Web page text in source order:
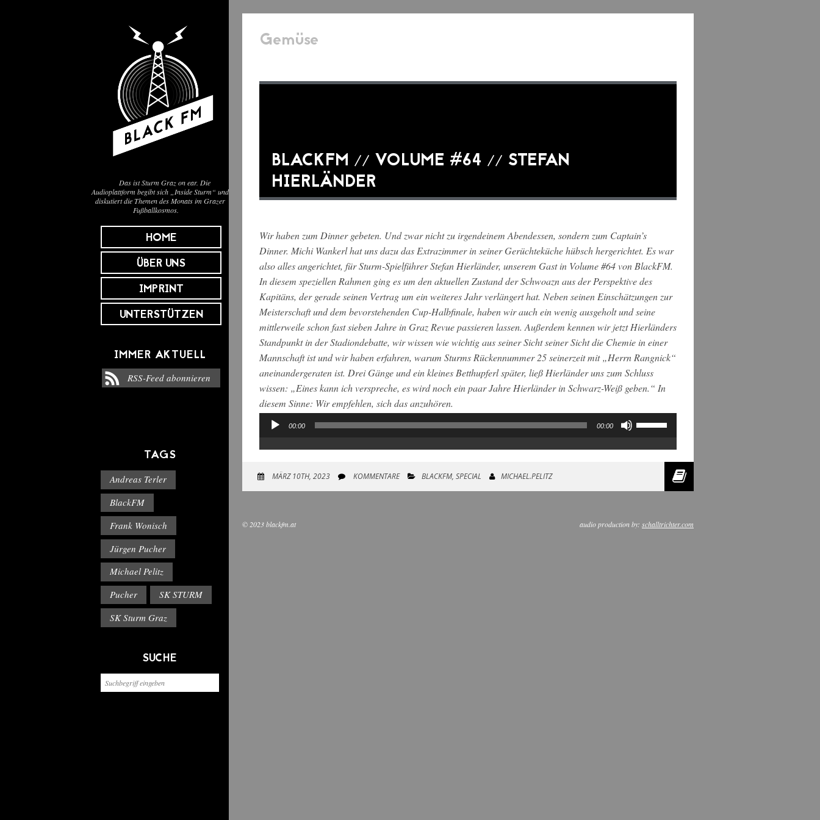
Das ist Sturm Graz on ear. Die
Audioplattform begibt sich „Inside Sturm“ und
diskutiert die Themen des Monats im Grazer
Fußballkosmos.
HOME
ÜBER UNS
IMPRINT
UNTERSTÜTZEN
IMMER AKTUELL
RSS-Feed abonnieren
TAGS
Andreas Terler
BlackFM
Frank Wonisch
Jürgen Pucher
Michael Pelitz
Pucher
SK STURM
SK Sturm Graz
SUCHE
Gemüse
BLACKFM // VOLUME #64 // STEFAN
HIERLÄNDER
Wir haben zum Dinner gebeten. Und zwar nicht zu irgendeinem Abendessen, sondern zum Captain’s
Dinner. Michi Wankerl hat uns dazu das Extrazimmer in seinerGerüchteküchehübsch hergerichtet. Es war
also alles angerichtet, für Sturm-Spielführer Stefan Hierländer, unserem Gast in Volume #64 von BlackFM.
In diesem speziellen Rahmen ging es um den aktuellen Zustand der Schwoazn aus der Perspektive des
Kapitäns, der gerade seinen Vertrag um ein weiteres Jahr verlängert hat. Neben seinen Einschätzungen zur
Meisterschaft und dem bevorstehenden Cup-Halbfinale, haben wir auch ein wenig ausgeholt und seine
mittlerweile schon fast sieben Jahre in Graz Revue passieren lassen. Außerdem kennen wir jetzt Hierländers
Standpunkt in der Stadiondebatte, wir wissen wie wichtig aus seiner Sicht seiner Sicht die Chemie in einer
Mannschaft ist und wir haben erfahren, warum Sturms Rückennummer 25 seinerzeit mit „Herrn Rangnick“
aneinandergeraten ist. Drei Gänge und ein kleines Betthupferl später, ließ Hierländer uns zum Schluss
wissen: „Eines kann ich verspreche, es wird noch ein paar Jahre Hierländer in Schwarz-Weiß geben.“ In
diesem Sinne: Wir empfehlen, sich das anzuhören.
Audio-
00:00 00:00
Hoch/Runter
um
Lautstärke
MÄRZ 10TH, 2023 KOMMENTARE BLACKFM, SPECIAL MICHAEL.PELITZ
© 2023 blackfm.at audio production by: schalltrichter.com